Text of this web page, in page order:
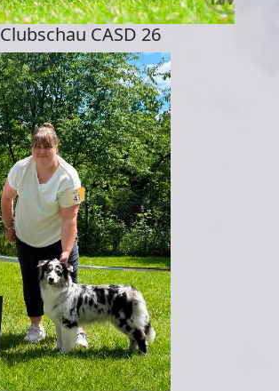
Clubschau CASD 26